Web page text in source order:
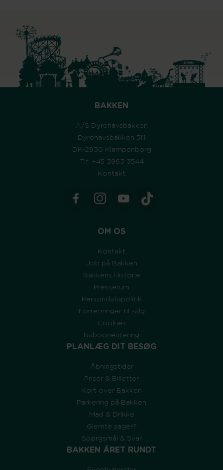
BAKKEN
A/S Dyrehavsbakken
Dyrehavsbakken 51.1
DK-2930 Klampenborg
Tlf. +45 3963 3544
Kontakt
OM OS
Kontakt
Job på Bakken
Bakkens Historie
Presserum
Persondatapolitik
Forretninger til salg
Cookies
Naboorientering
PLANLÆG DIT BESØG
Åbningstider
Priser & Billetter
Kort over Bakken
Parkering på Bakken
Mad & Drikke
Glemte sager?
Spørgsmål & Svar
BAKKEN ÅRET RUNDT